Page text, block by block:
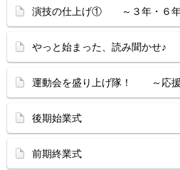
演技の仕上げ① ～３年・６年
やっと始まった、読み聞かせ♪
運動会を盛り上げ隊！ ～応援
後期始業式
前期終業式